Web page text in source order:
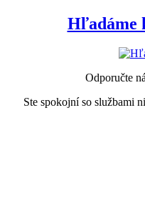
Hľadáme
Odporučte
Ste spokojní so službami